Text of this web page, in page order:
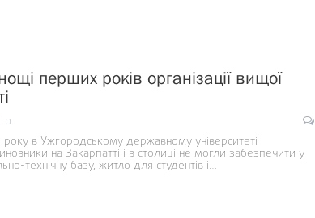
перших років організації вищої
0
року в Ужгородському державному університеті
на Закарпатті і в столиці не могли забезпечити у
технічну базу, житло для студентів і…